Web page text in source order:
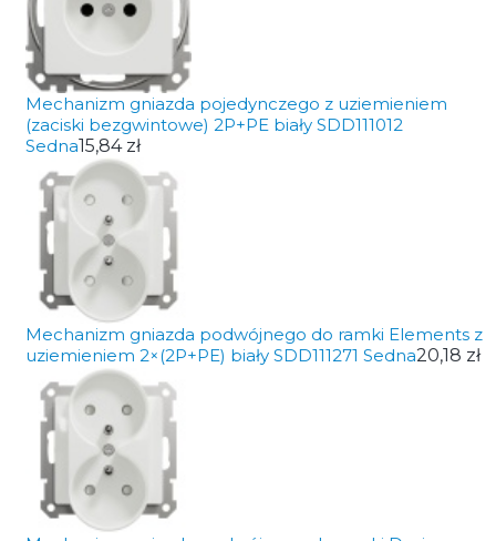
Mechanizm gniazda pojedynczego z uziemieniem
(zaciski bezgwintowe) 2P+PE biały SDD111012
Sedna15,84 zł
Mechanizm gniazda podwójnego do ramki Elements z
uziemieniem 2×(2P+PE) biały SDD111271 Sedna20,18 zł